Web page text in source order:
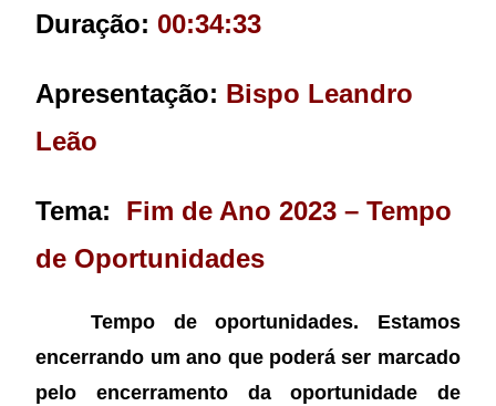
Duração: 00:34:33
Apresentação: Bispo Leandro
Leão
Tema:
Fim de Ano 2023 – Tempo
de Oportunidades
Tempo de oportunidades. Estamos
encerrando um ano que poderá ser marcado
pelo encerramento da oportunidade de